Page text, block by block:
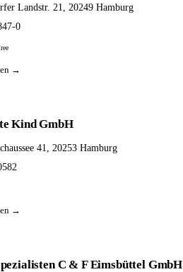
Landstr. 21, 20249 Hamburg
0
→
Kind GmbH
41, 20253 Hamburg
→
C & F Eimsbüttel GmbH